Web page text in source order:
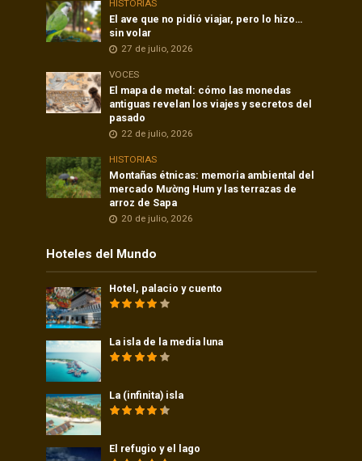
HISTORIAS
El ave que no pidió viajar, pero lo hizo…
sin volar
27 de julio, 2026
VOCES
El mapa de metal: cómo las monedas
antiguas revelan los viajes y secretos del
pasado
22 de julio, 2026
HISTORIAS
Montañas étnicas: memoria ambiental del
mercado Mường Hum y las terrazas de
arroz de Sapa
20 de julio, 2026
Hoteles del Mundo
Hotel, palacio y cuento
La isla de la media luna
La (infinita) isla
El refugio y el lago